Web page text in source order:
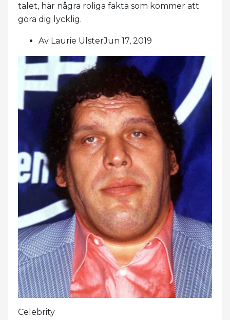
talet, här några roliga fakta som kommer att
göra dig lycklig.
Av Laurie UlsterJun 17, 2019
Celebrity